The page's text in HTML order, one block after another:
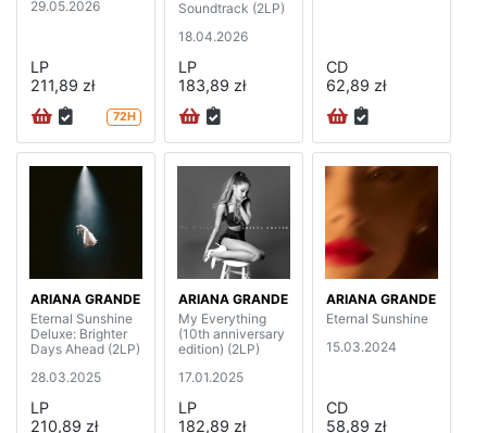
29.05.2026
LP
211,89 zł
72H
Soundtrack (2LP)
18.04.2026
LP
183,89 zł
CD
62,89 zł
ARIANA GRANDE
Eternal Sunshine
Deluxe: Brighter
Days Ahead (2LP)
28.03.2025
LP
210,89 zł
ARIANA GRANDE
My Everything
(10th anniversary
edition) (2LP)
17.01.2025
LP
182,89 zł
ARIANA GRANDE
Eternal Sunshine
15.03.2024
CD
58,89 zł